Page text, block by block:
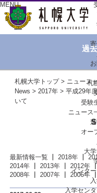
MENU
札
受験
ニュース
オー
大
インタ
入学セン
過
札幌大学トップ> ニュース
News > 2017年 > 平成29年
いて
最新情報一覧 2018年
2014年
2013年 2012年
2008年
2007年 2006年